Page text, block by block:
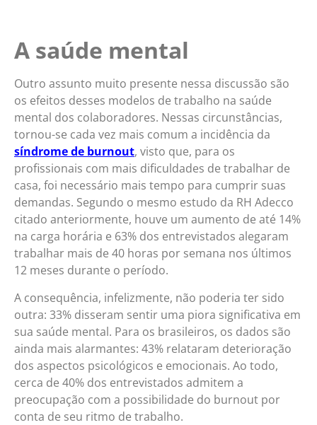
A saúde mental
Outro assunto muito presente nessa discussão são
os efeitos desses modelos de trabalho na saúde
mental dos colaboradores. Nessas circunstâncias,
tornou-se cada vez mais comum a incidência da
síndrome de burnout, visto que, para os
profissionais com mais dificuldades de trabalhar de
casa, foi necessário mais tempo para cumprir suas
demandas. Segundo o mesmo estudo da RH Adecco
citado anteriormente, houve um aumento de até 14%
na carga horária e 63% dos entrevistados alegaram
trabalhar mais de 40 horas por semana nos últimos
12 meses durante o período.
A consequência, infelizmente, não poderia ter sido
outra: 33% disseram sentir uma piora significativa em
sua saúde mental. Para os brasileiros, os dados são
ainda mais alarmantes: 43% relataram deterioração
dos aspectos psicológicos e emocionais. Ao todo,
cerca de 40% dos entrevistados admitem a
preocupação com a possibilidade do burnout por
conta de seu ritmo de trabalho.